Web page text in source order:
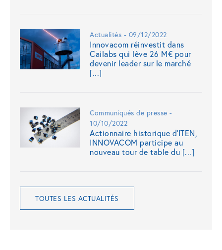
Actualités - 09/12/2022
Innovacom réinvestit dans
Cailabs qui lève 26 M€ pour
devenir leader sur le marché
[...]
Communiqués de presse -
10/10/2022
Actionnaire historique d’ITEN,
INNOVACOM participe au
nouveau tour de table du [...]
TOUTES LES ACTUALITÉS